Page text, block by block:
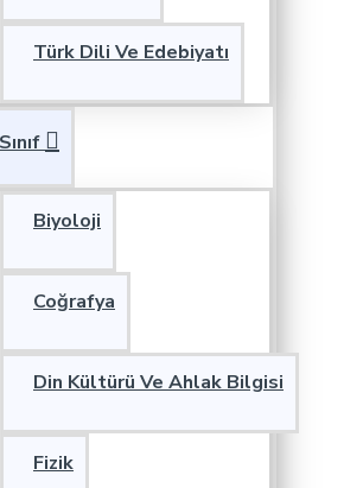
Türk Dili Ve Edebiyatı
Biyoloji
Coğrafya
Din Kültürü Ve Ahlak Bilgisi
Fizik